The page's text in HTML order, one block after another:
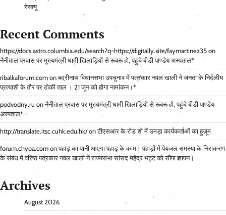
रेस्क्यू
Recent Comments
https://docs.astro.columbia.edu/search?q=https://digitally.site/faymartinez35 on
नैनीताल प्रवास पर मुख्यमंत्री धामी खिलाड़ियों से रूबरू हो, पहुंचे बीडी पाण्डेय अस्पताल*
ribalkaforum.com onबद्रीनाथ विधानसभा उपचुनाव में पत्रकार नवल खाली ने जनता के निर्दलीय
प्रत्याशी के तौर पर ठोकी ताल । 21 जून को होगा नामांकन।*
podvodny.ru onनैनीताल प्रवास पर मुख्यमंत्री धामी खिलाड़ियों से रूबरू हो, पहुंचे बीडी पाण्डेय
अस्पताल*
http://translate.itsc.cuhk.edu.hk/onटीएसआर के रोड शो में उमड़ा कार्यकर्ताओं का हुज़ूम
forum.chyoa.com onपहाड़ का पानी आएगा पहाड़ के काम। पहाड़ों में पेयजल समस्या के निराकरण
के संबंध में वरिष्ठ पत्रकार नवल खाली ने राज्यसभा सांसद महेंद्र भट्ट को सौंपा ज्ञापन।
Archives
August 2026